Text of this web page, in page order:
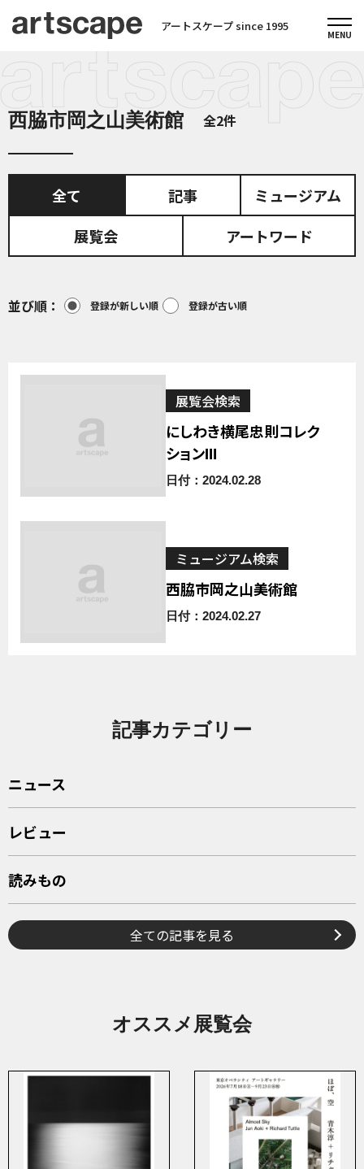
アートスケープ since 1995
西脇市岡之山美術館 全2件
全て 記事
ミュージアム
展覧会
アートワード
並び順 登録が新しい順 登録が古い順
展覧会検索
にしわき横尾忠則コレク
ションⅢ
日付：2024.02.28
ミュージアム検索
西脇市岡之山美術館
日付：2024.02.27
記事カテゴリー
ニュース
レビュー
読みもの
全ての記事を見る
オススメ展覧会